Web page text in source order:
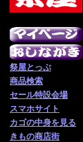
祭屋とっぷ
商品検索
セール特設会場
スマホサイト
カゴの中身を見る
きもの商店街